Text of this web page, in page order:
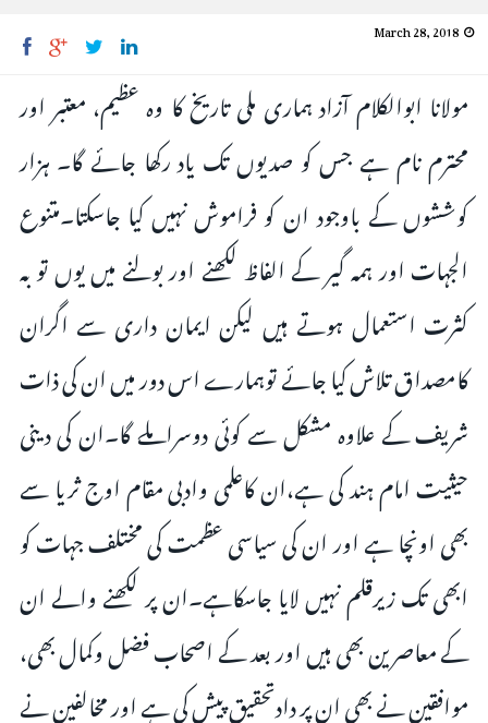
March 28, 2018
مولانا ابوالکلام آزاد ہماری ملی تاریخ کا وہ عظیم، معتبر اور
محترم نام ہے جس کو صدیوں تک یاد رکھا جائے گا۔ ہزار
کوششوں کے باوجود ان کو فراموش نہیں کیا جاسکتا۔متنوع
الجہات اور ہمہ گیر کے الفاظ لکھنے اور بولنے میں یوں تو بہ
کثرت استعمال ہوتے ہیں لیکن ایمان داری سے اگران
کامصداق تلاش کیا جائے توہمارے اس دور میں ان کی ذات
شریف کے علاوہ مشکل سے کوئی دوسراملے گا۔ان کی دینی
حیثیت امام ہند کی ہے،ان کاعلمی وادبی مقام اوج ثریا سے
بھی اونچا ہے اور ان کی سیاسی عظمت کی مختلف جہات کو
ابھی تک زیرقلم نہیں لایا جاسکاہے۔ان پر لکھنے والے ان
کے معاصرین بھی ہیں اور بعد کے اصحاب فضل وکمال بھی،
موافقین نے بھی ان پر دادتحقیق پیش کی ہے اور مخالفین نے